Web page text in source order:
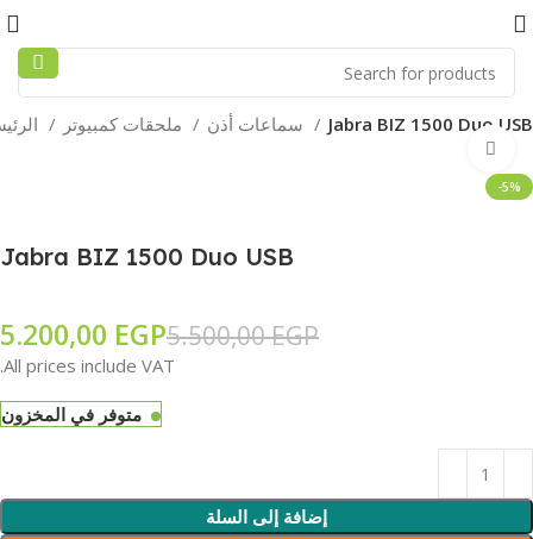
Jabra BIZ 1500 Duo USB
-5%
Jabra BIZ 1500 Duo USB
5.500,00EGP
5.200,00 EGP
All prices include VAT.
متوفر في المخزون
إضافة إلى السلة